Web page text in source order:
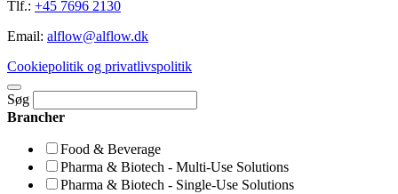
Tlf.: +45 7696 2130
Email: alflow@alflow.dk
Cookiepolitik og privatlivspolitik
Søg
Brancher
Food & Beverage
Pharma & Biotech - Multi-Use Solutions
Pharma & Biotech - Single-Use Solutions